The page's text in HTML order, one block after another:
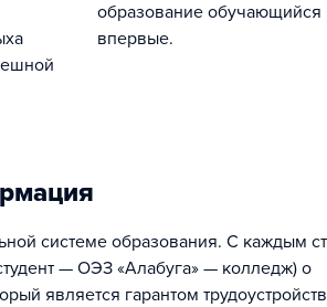
образование обучающийся
впервые.
системе образования. С каждым
— ОЭЗ «Алабуга» — колледж) о
является гарантом